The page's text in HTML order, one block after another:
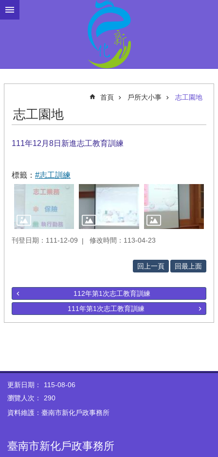
跳到主要內容區塊
首頁 戶所大小事 志工園地
志工園地
111年12月8日新進志工教育訓練
標籤： #志工訓練
刊登日期：111-12-09 修改時間：113-04-23
回上一頁 回最上面
112年第1次志工教育訓練
111年第1次志工教育訓練
更新日期：
115-08-06
瀏覽人次：
290
資料維護：臺南市新化戶政事務所
臺南市新化戶政事務所